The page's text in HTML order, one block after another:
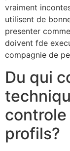
vraiment
utilisent de
presenter
doivent fde
compagnie de
Du qui
profils?